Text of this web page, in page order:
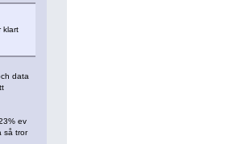
klart
data
ev
så tror